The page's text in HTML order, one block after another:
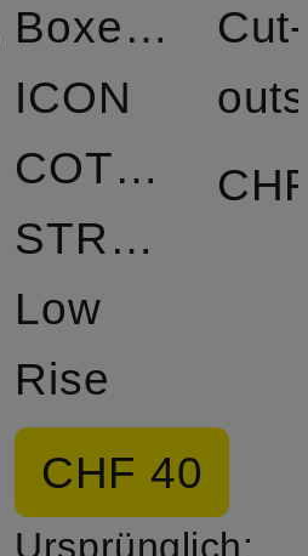
Boxershorts
ICON
COTTON
STRETCH
Low
Rise
CHF 40
Ursprünglich:
Cut-
outs